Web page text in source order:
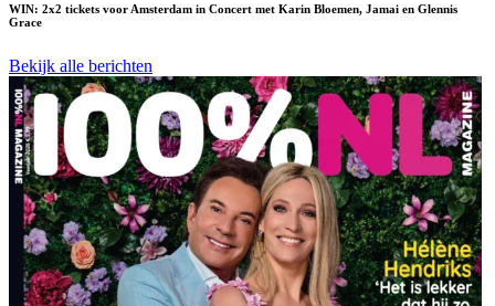
WIN: 2x2 tickets voor Amsterdam in Concert met Karin Bloemen, Jamai en Glennis
Grace
Bekijk alle berichten